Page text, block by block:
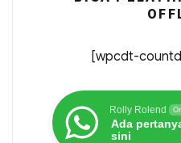
[wpcdt-
Rolly Rolend
Ada
sini